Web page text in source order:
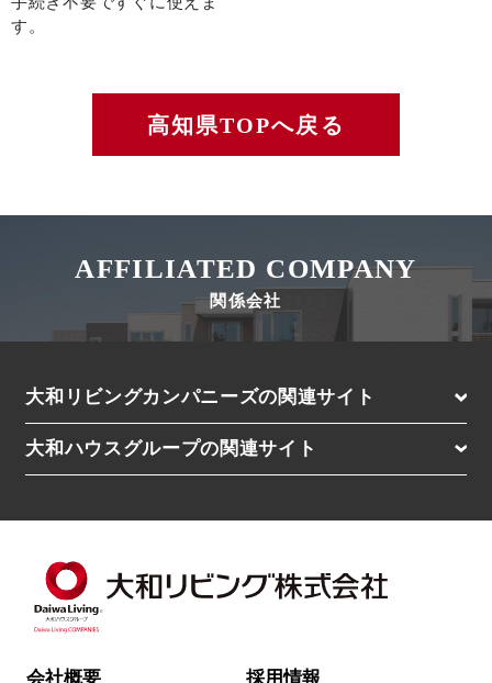
す。
高知県TOPへ戻る
AFFILIATED COMPANY
関係会社
大和リビングカンパニーズの関連サイト
D-residence（高級レジデンス）
D-ROOM Share（シェアハウス）
Roygent Parks Hanoi（海外SA／ベトナム）
Roygent Parks Hai Phong（海外SA／ベトナム）
大和ハウスグループの関連サイト
会社概要 採用情報